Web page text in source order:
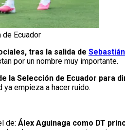
de Ecuador
tras la salida de
por un nombre muy importante.
Selección de Ecuador para
empieza a hacer ruido.
de: Álex Aguinaga como DT